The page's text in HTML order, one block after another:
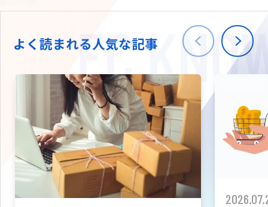
海外進出・現地
W2
拡張プラグイン一覧
カスタマイズ開発
会社情報
TW
よく読まれる人気な記事